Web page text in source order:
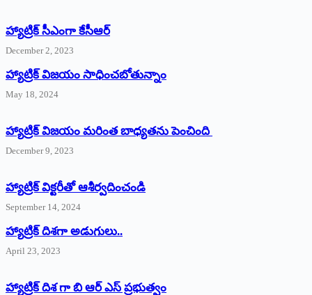
హ్యాట్రిక్‌ ‌సీఎంగా కేసీఆర్‌
December 2, 2023
హ్యాట్రిక్‌ విజయం సాధించబోతున్నాం
May 18, 2024
హ్యాట్రిక్ విజయం మరింత బాధ్యతను పెంచింది
December 9, 2023
హ్యాట్రిక్‌ ‌విక్టరీతో ఆశీర్వదించండి
September 14, 2024
‌హ్యాట్రిక్‌ ‌దిశగా అడుగులు..
April 23, 2023
హ్యాట్రిక్ దిశ గా బి ఆర్ ఎస్ ప్రభుత్వం